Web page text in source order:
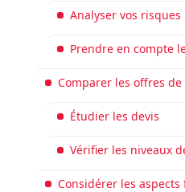
Analyser vos
Prendre en compte
Comparer les offres
Étudier les devis
Vérifier les niveaux
Considérer les aspects